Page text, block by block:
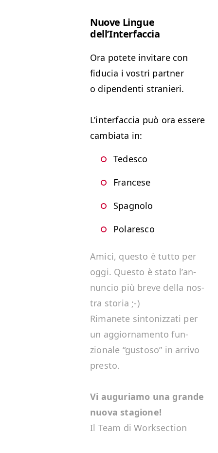
Nuove Lingue
dell’Interfaccia
Ora potete invitare con
fidu­cia i vostri part­ner
o dipen­den­ti stranieri.
L’in­ter­fac­cia può ora essere
cam­bi­a­ta in:
Tedesco
Francese
Spag­no­lo
Polaresco
Ami­ci, questo è tut­to per
oggi. Questo è sta­to l’an­
nun­cio più breve del­la nos­
tra storia ;-)
Rimanete sin­toniz­za­ti per
un aggior­na­men­to fun­
zionale “gus­toso” in arri­vo
presto.
Vi auguri­amo una grande
nuo­va stagione!
Il Team di Worksection